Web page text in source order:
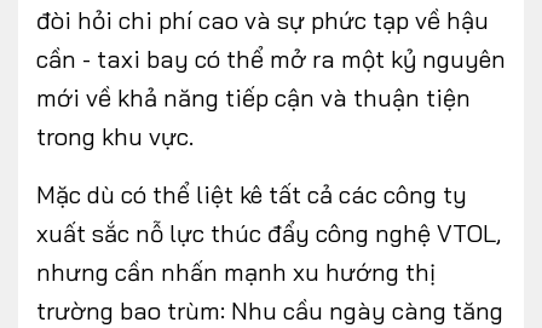
đòi hỏi chi phí cao và sự phức tạp về hậu
cần - taxi bay có thể mở ra một kỷ nguyên
mới về khả năng tiếp cận và thuận tiện
trong khu vực.
Mặc dù có thể liệt kê tất cả các công ty
xuất sắc nỗ lực thúc đẩy công nghệ VTOL,
nhưng cần nhấn mạnh xu hướng thị
trường bao trùm: Nhu cầu ngày càng tăng